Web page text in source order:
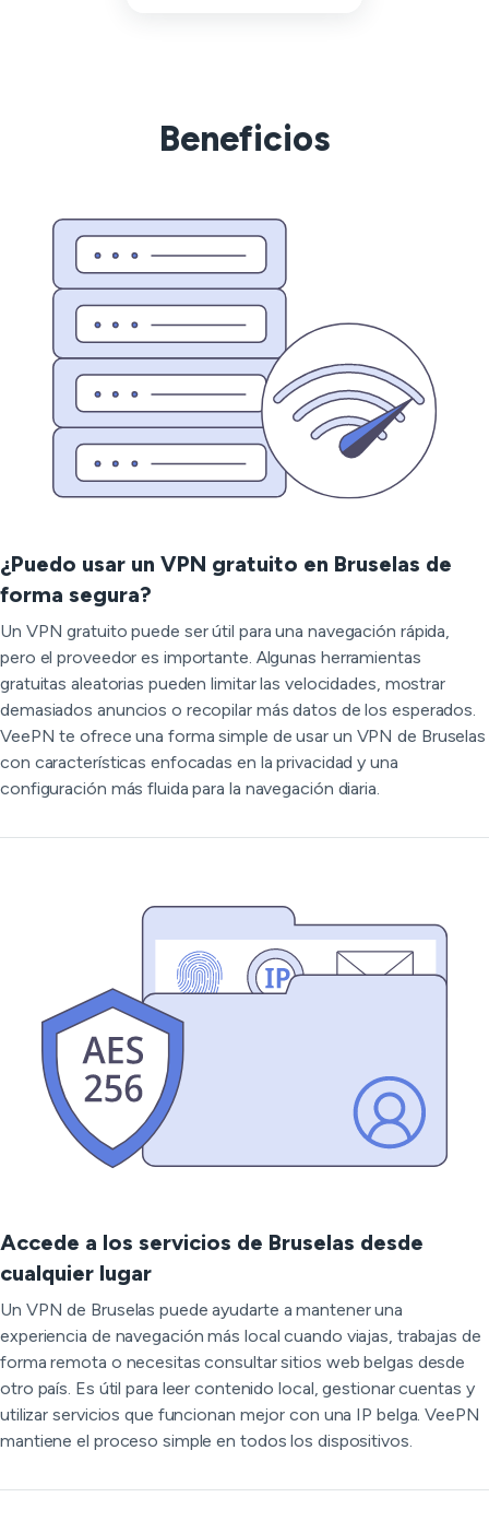
Beneficios
¿Puedo usar un VPN gratuito en Bruselas de
forma segura?
Un VPN gratuito puede ser útil para una navegación rápida,
pero el proveedor es importante. Algunas herramientas
gratuitas aleatorias pueden limitar las velocidades, mostrar
demasiados anuncios o recopilar más datos de los esperados.
VeePN te ofrece una forma simple de usar un VPN de Bruselas
con características enfocadas en la privacidad y una
configuración más fluida para la navegación diaria.
Accede a los servicios de Bruselas desde
cualquier lugar
Un VPN de Bruselas puede ayudarte a mantener una
experiencia de navegación más local cuando viajas, trabajas de
forma remota o necesitas consultar sitios web belgas desde
otro país. Es útil para leer contenido local, gestionar cuentas y
utilizar servicios que funcionan mejor con una IP belga. VeePN
mantiene el proceso simple en todos los dispositivos.